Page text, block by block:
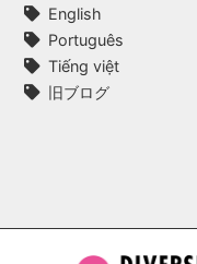
English
Português
Tiếng việt
旧ブログ